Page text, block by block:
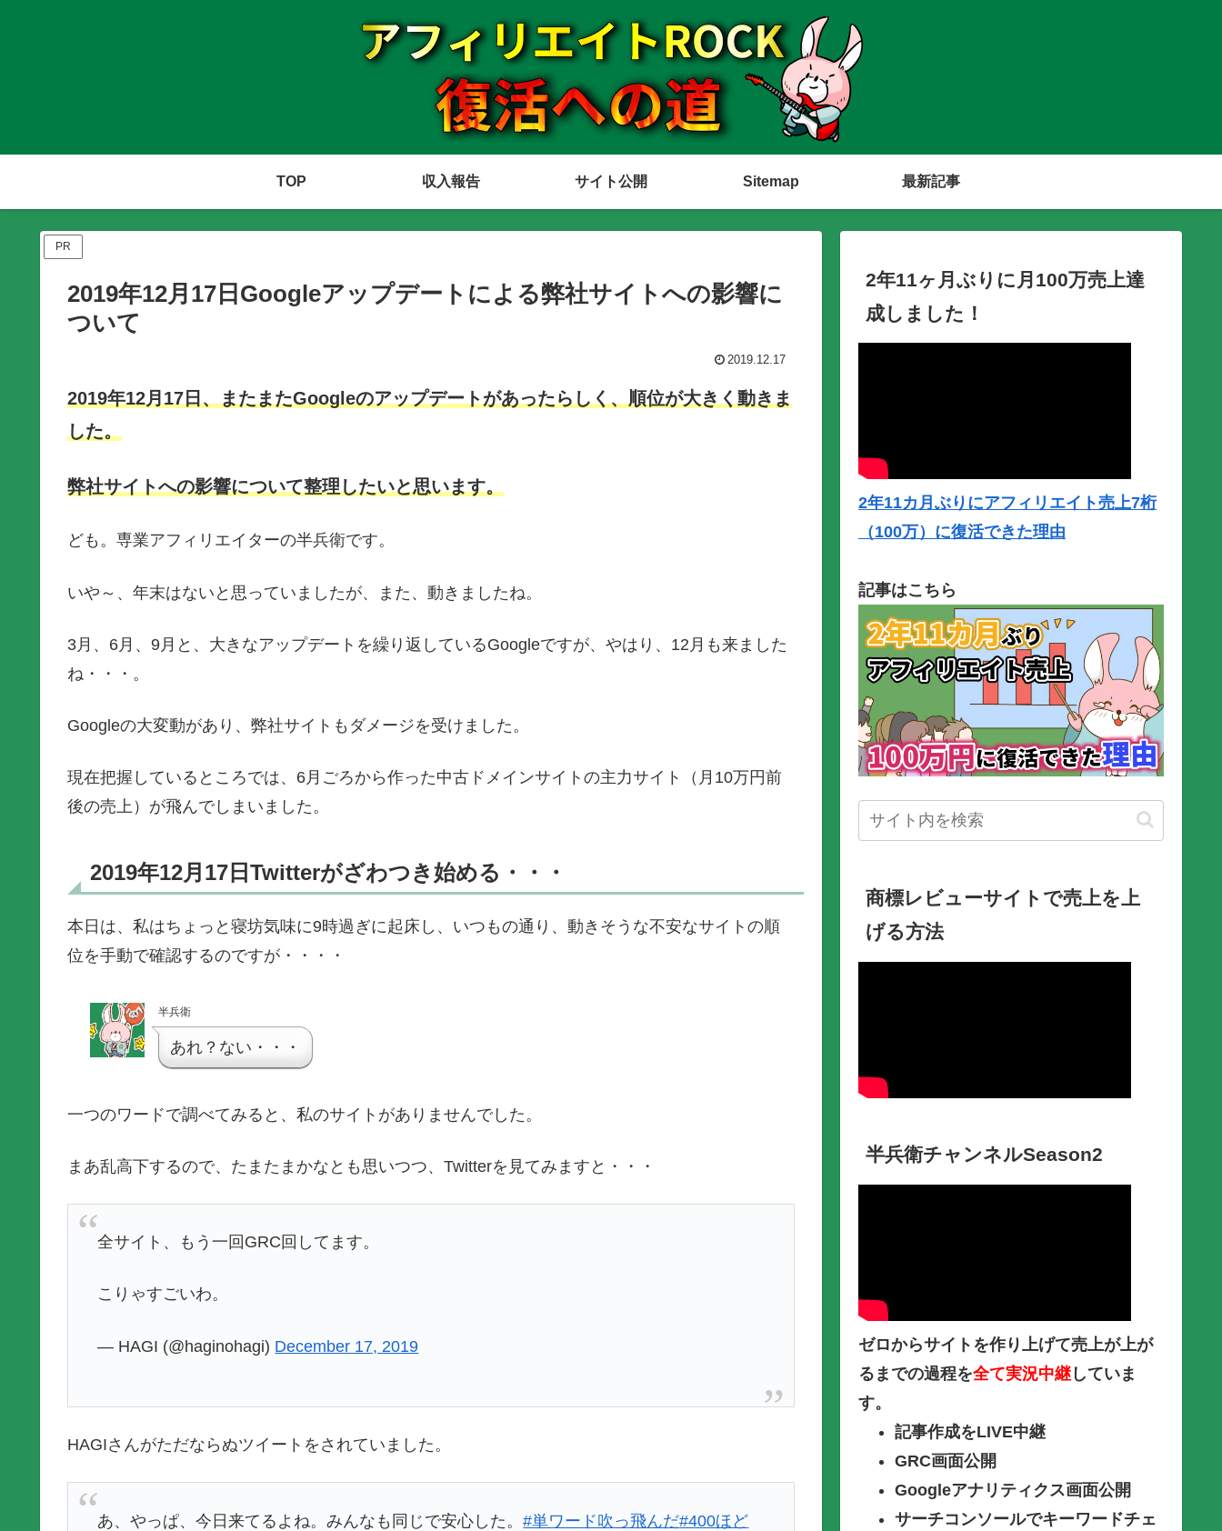
TOP 収入報告 サイト公開 Sitemap 最新記事
PR
2019年12月17日Googleアップデートによる弊社サイトへの影響に
ついて
2019.12.17
2019年12月17日、またまたGoogleのアップデートがあったらしく、順位が大きく動きま
した。
弊社サイトへの影響について整理したいと思います。
ども。専業アフィリエイターの半兵衛です。
いや～、年末はないと思っていましたが、また、動きましたね。
3月、6月、9月と、大きなアップデートを繰り返しているGoogleですが、やはり、12月も来ました
ね・・・。
Googleの大変動があり、弊社サイトもダメージを受けました。
現在把握しているところでは、6月ごろから作った中古ドメインサイトの主力サイト（月10万円前
後の売上）が飛んでしまいました。
2019年12月17日Twitterがざわつき始める・・・
本日は、私はちょっと寝坊気味に9時過ぎに起床し、いつもの通り、動きそうな不安なサイトの順
位を手動で確認するのですが・・・・
半兵衛
あれ？ない・・・
一つのワードで調べてみると、私のサイトがありませんでした。
まあ乱高下するので、たまたまかなとも思いつつ、Twitterを見てみますと・・・
全サイト、もう一回GRC回してます。
こりゃすごいわ。
— HAGI (@haginohagi) December 17, 2019
HAGIさんがただならぬツイートをされていました。
あ、やっぱ、今日来てるよね。みんなも同じで安心した。#単ワード吹っ飛んだ#400ほど
2年11ヶ月ぶりに月100万売上達
成しました！
2年11カ月ぶりにアフィリエイト売上7桁
（100万）に復活できた理由
記事はこちら
商標レビューサイトで売上を上
げる方法
半兵衛チャンネルSeason2
ゼロからサイトを作り上げて売上が上が
るまでの過程を全て実況中継 していま
す。
記事作成をLIVE中継
GRC画面公開
Googleアナリティクス画面公開
サーチコンソールでキーワードチェ